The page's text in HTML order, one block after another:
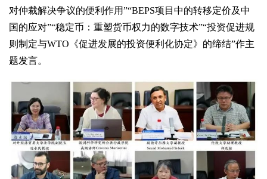
对仲裁解决争议的便利作用”“BEPS项目中的转移定价及中
国的应对”“稳定币：重塑货币权力的数字技术”“投资促进规
则制定与WTO《促进发展的投资便利化协定》的缔结”作主
题发言。